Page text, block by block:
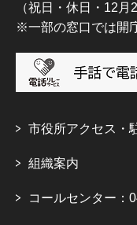
（祝日・休日・12月
※一部の窓口では開
市役所アクセス・
組織案内
コールセンター：